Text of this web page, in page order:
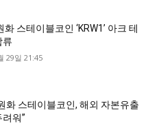
화 스테이블코인 ‘KRW1’ 아크 테
류
29일 21:45
화 스테이블코인, 해외 자본유출
워”